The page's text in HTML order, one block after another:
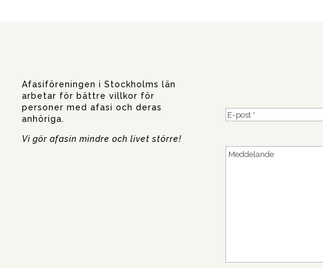
Afasiföreningen i Stockholms län
arbetar för bättre villkor för
personer med afasi och deras
anhöriga.
Vi gör afasin mindre och livet större!
E-
Meddelande